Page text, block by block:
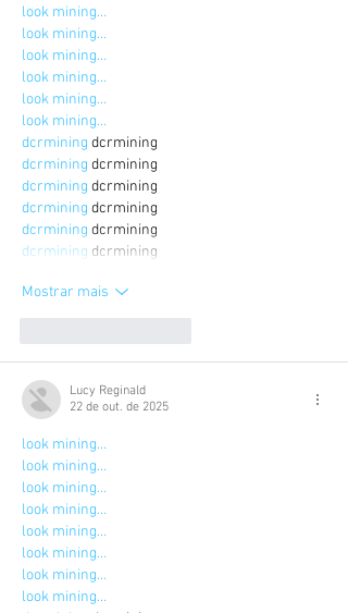
look mining…
look mining…
look mining…
look mining…
look mining…
look mining…
dcrmining dcrmining
dcrmining dcrmining
dcrmining dcrmining
dcrmining dcrmining
dcrmining dcrmining
dcrmining dcrmining
Mostrar mais
Lucy Reginald
22 de out. de 2025
look mining…
look mining…
look mining…
look mining…
look mining…
look mining…
look mining…
look mining…